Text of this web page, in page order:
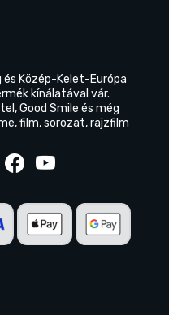
és Közép-Kelet-Európa
kínálatával vár.
Good Smile és még
film, sorozat, rajzfilm